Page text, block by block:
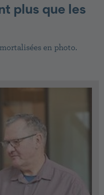
plus que les
en photo.